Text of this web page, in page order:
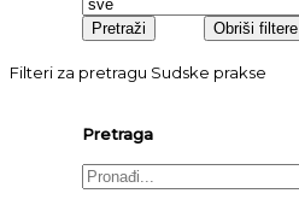
Filteri za pretragu Sudske prakse
Pretraga